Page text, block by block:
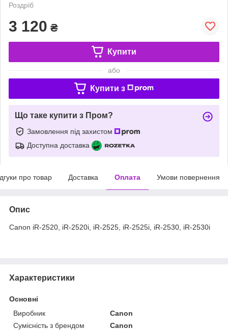
Роздріб
3 120 ₴
Купити
або
Купити з
Що таке купити з Пром?
Замовлення під захистом
Доступна доставка
про товар Доставка Оплата Умови повернення
Опис
Canon iR-2520, iR-2520i, iR-2525, iR-2525i, iR-2530, iR-2530i
Характеристики
Основні
Виробник
Canon
Сумісність з брендом
Canon